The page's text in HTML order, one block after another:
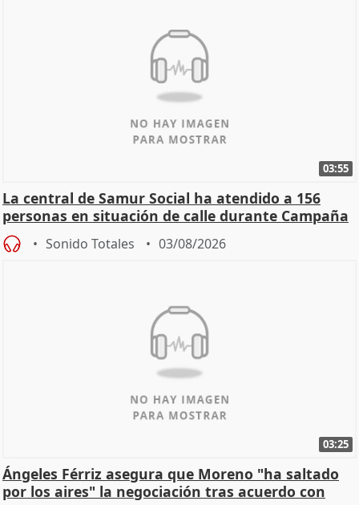
03:55
La central de Samur Social ha atendido a 156
personas en situación de calle durante Campaña
de Calor
Sonido Totales 03/08/2026
03:25
Ángeles Férriz asegura que Moreno "ha saltado
por los aires" la negociación tras acuerdo con